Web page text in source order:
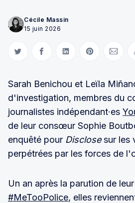
Cécile Massin
15 juin 2026
Partager sur Twitter
Partager sur Facebook
Partager sur LinkedIn
Partager sur
Sarah Benichou et Leïla
d'investigation, membres du
journalistes indépendant·es
de leur consœur Sophie
enquêté pour Disclosesur les
perpétrées par les forces de
Un an après la parution de
#MeTooPolice, elles